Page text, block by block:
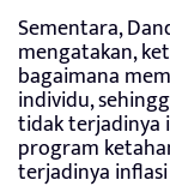
Sementara,
mengatakan,
bagaimana
individu,
tidak terjadinya
program
terjadinya